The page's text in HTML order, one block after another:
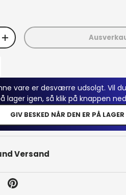
Menge erhöhen
vare er desværre udsolgt. Vil
lager igen, så klik på knappen
GIV BESKED NÅR DEN ER PÅ LAGER
Versand